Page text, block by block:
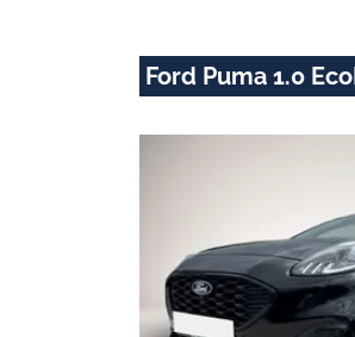
Ford Puma 1.0